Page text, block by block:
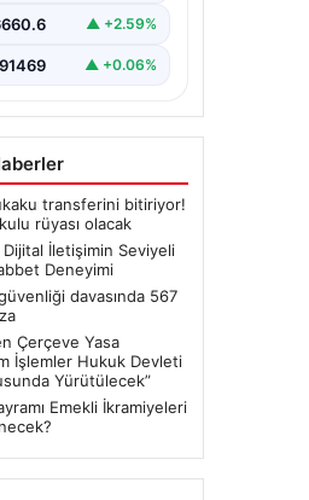
▲ +2.59%
▲ +0.06%
transferini bitiriyor!
rüyası olacak
İletişimin Seviyeli
Deneyimi
davasında 567
Çerçeve Yasa
İşlemler Hukuk Devleti
Yürütülecek”
Emekli İkramiyeleri